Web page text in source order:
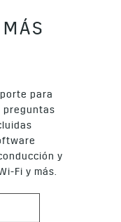
para
preguntas
y
Fi y más.